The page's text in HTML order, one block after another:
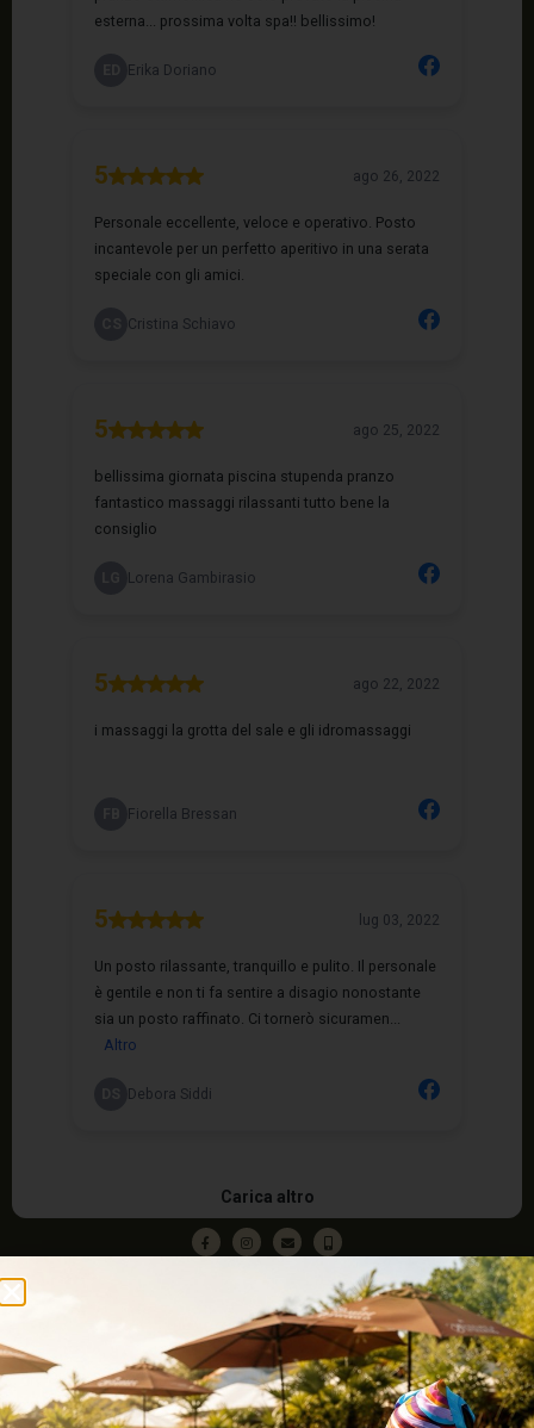
IL Villaggio del Benessere
U.L.: Caltignaga Via Risorgimento, 50